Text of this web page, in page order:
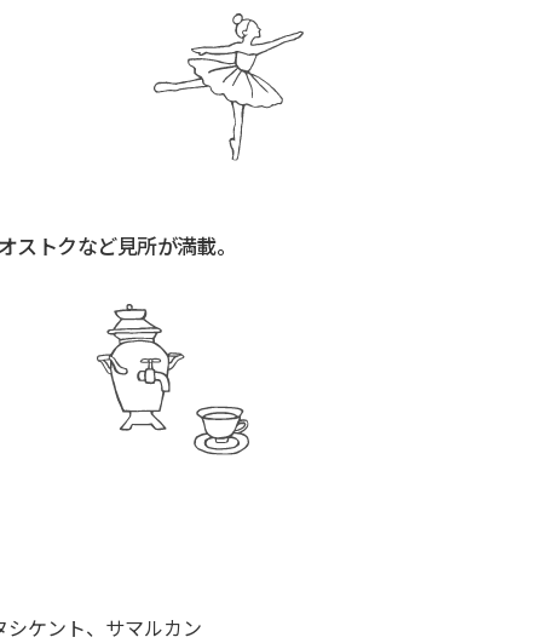
トクなど見所が満載。
ケント、サマルカン